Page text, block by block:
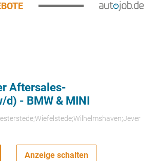
Aftersales-
d) - BMW & MINI
Anzeige schalten